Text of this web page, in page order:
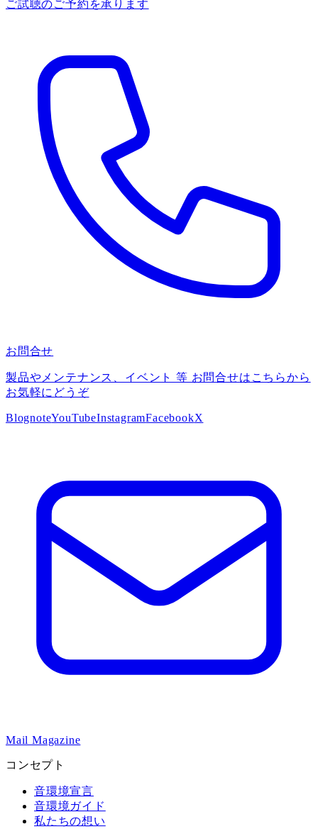
ご試聴のご予約を承ります
お問合せ
製品やメンテナンス、イベント 等 お問合せはこちらから
お気軽にどうぞ
BlognoteYouTubeInstagramFacebookX
Mail Magazine
コンセプト
音環境宣言
音環境ガイド
私たちの想い